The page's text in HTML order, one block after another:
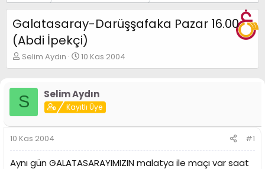
Galatasaray-Darüşşafaka Pazar 16.00
(Abdi İpekçi)
K
o
u
y
u
B
a
ş
l
a
Selim Aydın
B
a
a
n
ı
t
a
10 Kas 2004
S Selim Aydın
Kayıtlı Üye
10 Kas 2004 #1
Aynı gün GALATASARAYIMIZIN malatya ile maçı var saat